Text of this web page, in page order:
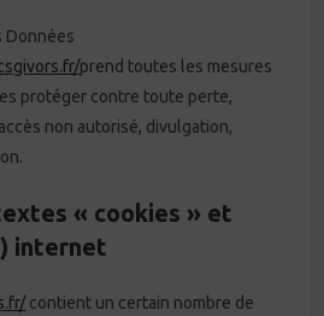
Données
prend toutes les mesures
protéger contre toute perte,
non autorisé, divulgation,
« cookies » et
internet
contient un certain nombre de